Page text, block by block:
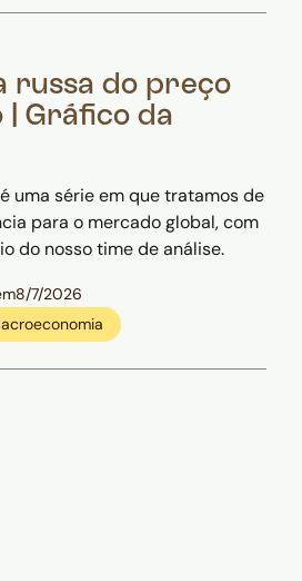
russa do preço
| Gráfico da
uma série em que tratamos de
para o mercado global, com
do nosso time de análise.
8/7/2026